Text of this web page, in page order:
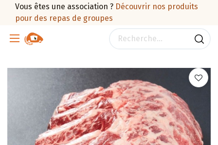
Vous êtes une association ? Découvrir nos produits
pour des repas de groupes